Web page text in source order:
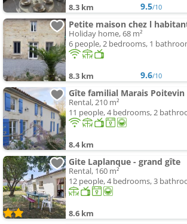
8.3 km 9.5/10
Petite maison chez l
Holiday home, 68 m²
6 people, 2 bedrooms, 1
8.3 km 9.6/10
Gîte familial Marais Poitevin
Rental, 210 m²
11 people, 4 bedrooms, 2
8.4 km
Gite Laplanque - grand gîte
Rental, 160 m²
12 people, 4 bedrooms, 3
8.6 km